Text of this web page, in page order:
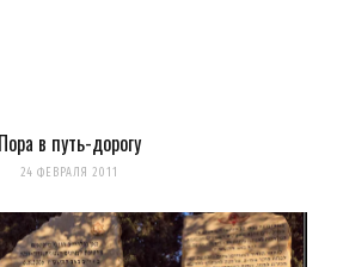
Пора в путь-дорогу
24 ФЕВРАЛЯ 2011